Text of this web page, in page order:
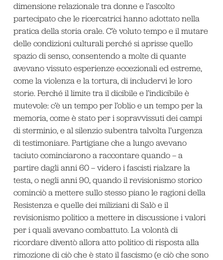
dimensione relazionale tra donne e l’ascolto
partecipato che le ricercatrici hanno adottato nella
pratica della storia orale. C’è voluto tempo e il mutare
delle condizioni culturali perché si aprisse quello
spazio di senso, consentendo a molte di quante
avevano vissuto esperienze eccezionali ed estreme,
come la violenza e la tortura, di includervi le loro
storie. Perché il limite tra il dicibile e l’indicibile è
mutevole: c’è un tempo per l’oblio e un tempo per la
memoria, come è stato per i sopravvissuti dei campi
di sterminio, e al silenzio subentra talvolta l’urgenza
di testimoniare. Partigiane che a lungo avevano
taciuto cominciarono a raccontare quando – a
partire dagli anni 60 – videro i fascisti rialzare la
testa, o negli anni 90, quando il revisionismo storico
cominciò a mettere sullo stesso piano le ragioni della
Resistenza e quelle dei miliziani di Salò e il
revisionismo politico a mettere in discussione i valori
per i quali avevano combattuto. La volontà di
ricordare diventò allora atto politico di risposta alla
rimozione di ciò che è stato il fascismo (e ciò che sono